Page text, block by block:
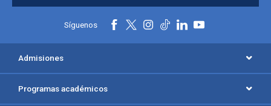
Síguenos
Admisiones
Programas académicos